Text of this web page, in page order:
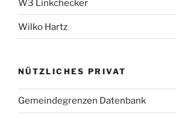
W3 Linkchecker
Wilko Hartz
NÜTZLICHES PRIVAT
Gemeindegrenzen Datenbank